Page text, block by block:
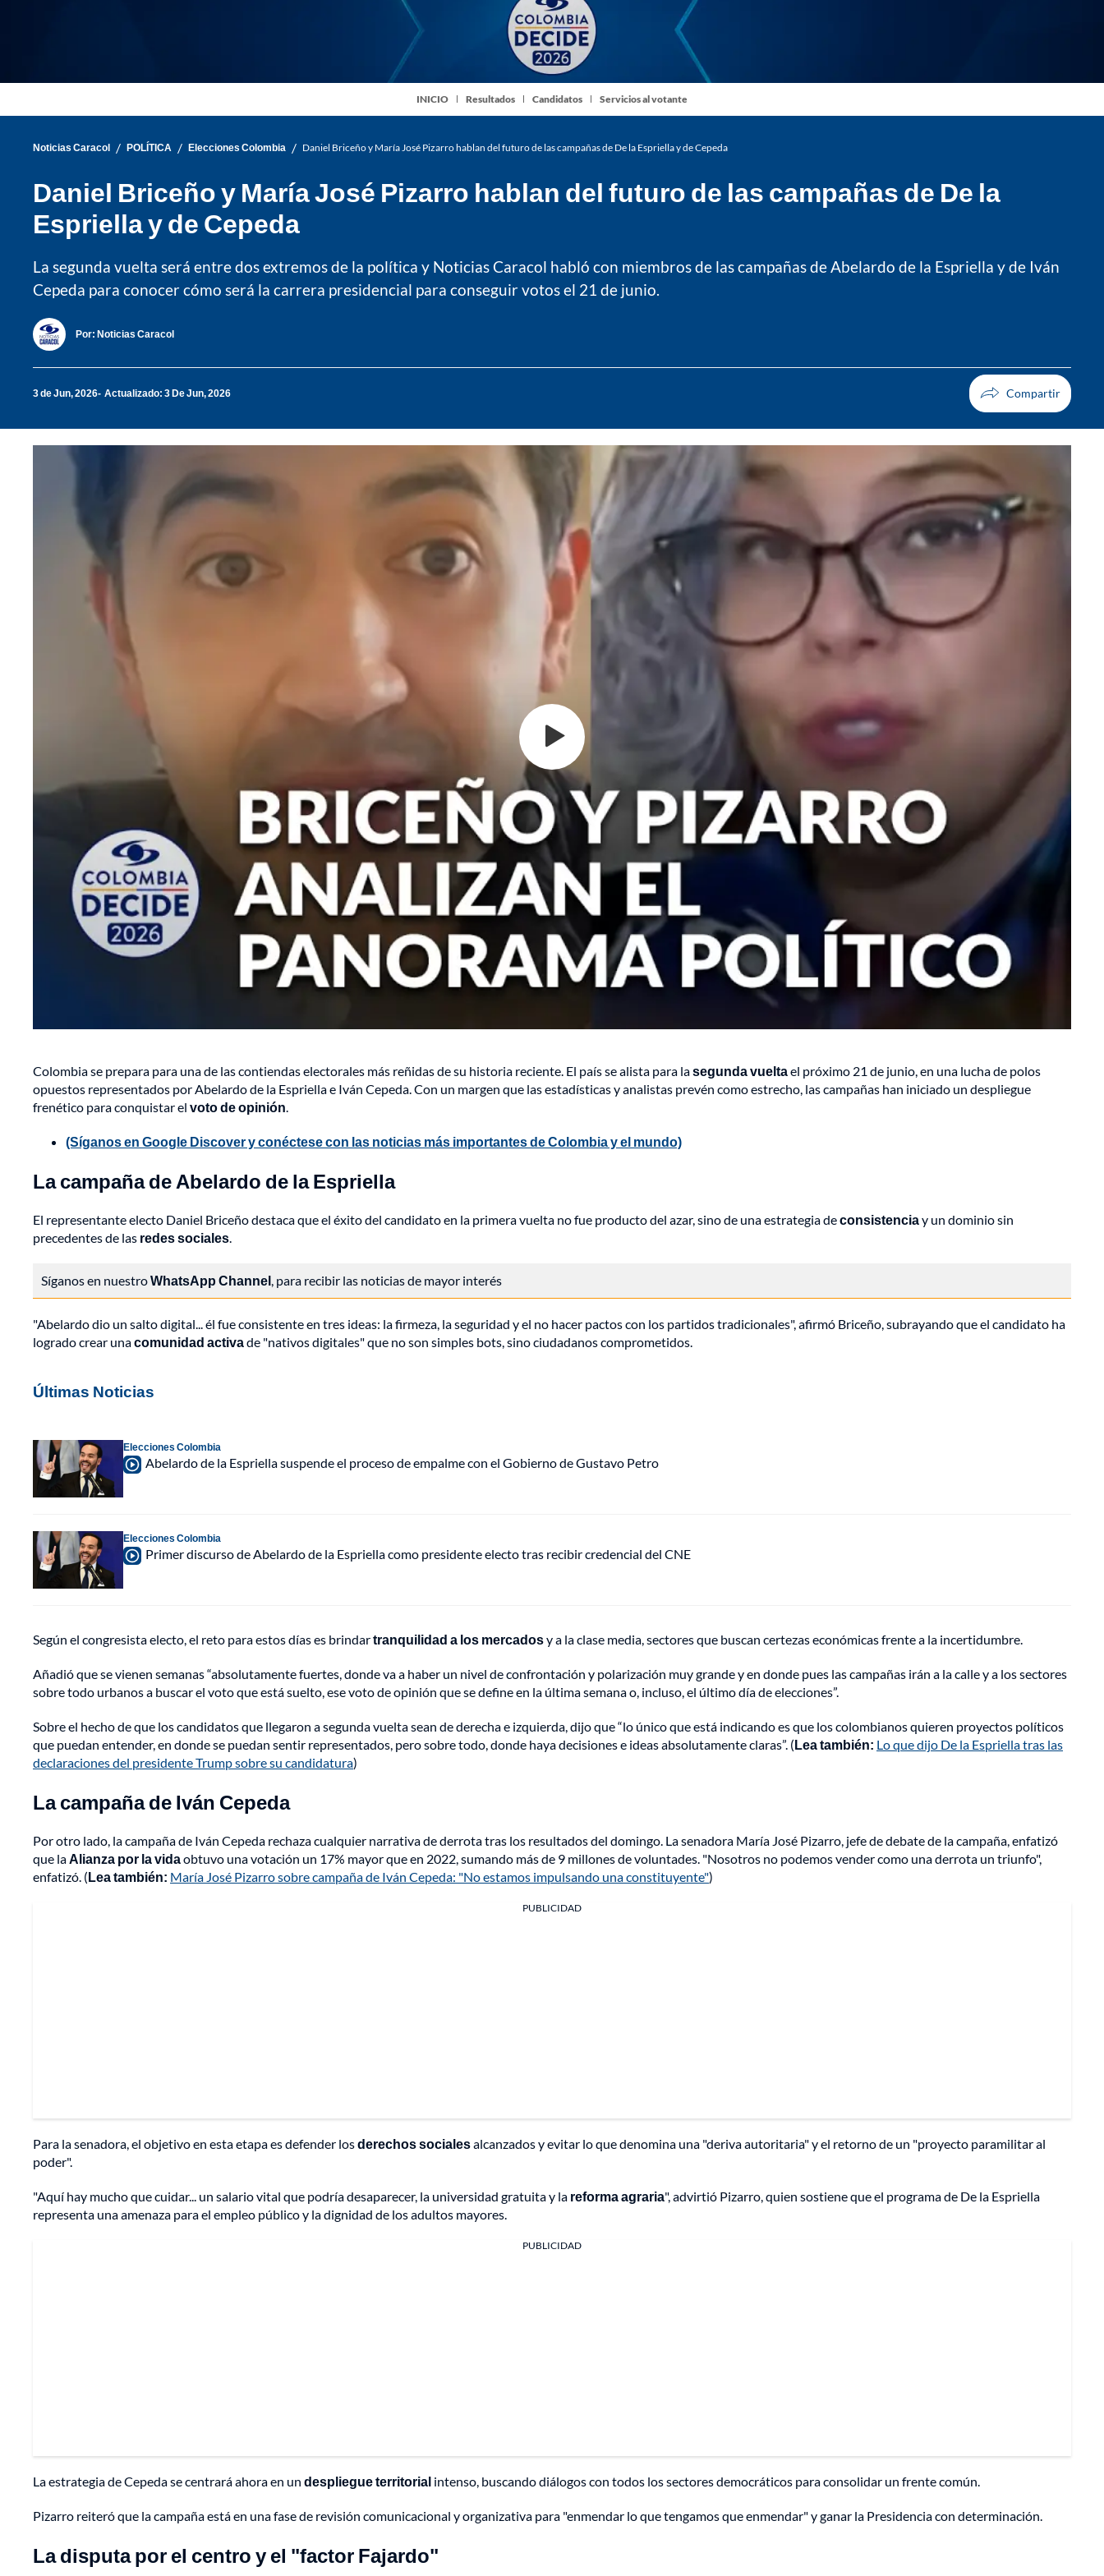
INICIO Resultados Candidatos Servicios al votante
Noticias Caracol / POLÍTICA / Elecciones Colombia / Daniel Briceño y María José Pizarro hablan del futuro de las campañas de De la Espriella y de Cepeda
Daniel Briceño y María José Pizarro hablan del futuro de las campañas de De la
Espriella y de Cepeda
La segunda vuelta será entre dos extremos de la política y Noticias Caracol habló con miembros de las campañas de Abelardo de la Espriella y de Iván
Cepeda para conocer cómo será la carrera presidencial para conseguir votos el 21 de junio.
Por: Noticias Caracol
3 de Jun, 2026 Actualizado: 3 De Jun, 2026
Copiar enlace
Telegram
LinkedIn
Colombia se prepara para una de las contiendas electorales más reñidas de su historia reciente. El país se alista para lasegunda vuelta el próximo 21 de junio, en una lucha de polos
opuestos representados por Abelardo de la Espriella e Iván Cepeda. Con un margen que las estadísticas y analistas prevén como estrecho, las campañas han iniciado un despliegue
frenético para conquistar el voto de opinión
(Síganos en Google Discover y conéctese con las noticias más importantes de Colombia y el mundo)
La campaña de Abelardo de la Espriella
El representante electo Daniel Briceño destaca que el éxito del candidato en la primera vuelta no fue producto del azar, sino de una estrategia deconsistencia y un dominio sin
precedentes de las redes sociales
Síganos en nuestroWhatsApp Channel , para recibir las noticias de mayor interés
"Abelardo dio un salto digital... él fue consistente en tres ideas: la firmeza, la seguridad y el no hacer pactos con los partidos tradicionales", afirmó Briceño, subrayando que el candidato ha
logrado crear unacomunidad activa de "nativos digitales" que no son simples bots, sino ciudadanos comprometidos.
Últimas Noticias
Elecciones Colombia
Abelardo de la Espriella suspende el proceso de empalme con el Gobierno de Gustavo Petro
Elecciones Colombia
Primer discurso de Abelardo de la Espriella como presidente electo tras recibir credencial del CNE
Según el congresista electo, el reto para estos días es brindartranquilidad a los mercadosy a la clase media, sectores que buscan certezas económicas frente a la incertidumbre.
Añadió que se vienen semanas “absolutamente fuertes, donde va a haber un nivel de confrontación y polarización muy grande y en donde pues las campañas irán a la calle y a los sectores
sobre todo urbanos a buscar el voto que está suelto, ese voto de opinión que se define en la última semana o, incluso, el último día de elecciones”.
Sobre el hecho de que los candidatos que llegaron a segunda vuelta sean de derecha e izquierda, dijo que “lo único que está indicando es que los colombianos quieren proyectos políticos
que puedan entender, en donde se puedan sentir representados, pero sobre todo, donde haya decisiones e ideas absolutamente claras”. (Lea también: Lo que dijo De la Espriella tras las
declaraciones del presidente Trump sobre su candidatura)
La campaña de Iván Cepeda
Por otro lado, la campaña de Iván Cepeda rechaza cualquier narrativa de derrota tras los resultados del domingo. La senadora María José Pizarro, jefe de debate de la campaña, enfatizó
que la Alianza por la vida obtuvo una votación un 17% mayor que en 2022, sumando más de 9 millones de voluntades. "Nosotros no podemos vender como una derrota un triunfo",
enfatizó. (Lea también: María José Pizarro sobre campaña de Iván Cepeda: "No estamos impulsando una constituyente")
PUBLICIDAD
Para la senadora, el objetivo en esta etapa es defender losderechos socialesalcanzados y evitar lo que denomina una "deriva autoritaria" y el retorno de un "proyecto paramilitar al
poder".
"Aquí hay mucho que cuidar... un salario vital que podría desaparecer, la universidad gratuita y la reforma agraria", advirtió Pizarro, quien sostiene que el programa de De la Espriella
representa una amenaza para el empleo público y la dignidad de los adultos mayores.
PUBLICIDAD
La estrategia de Cepeda se centrará ahora en un despliegue territorial intenso, buscando diálogos con todos los sectores democráticos para consolidar un frente común.
Pizarro reiteró que la campaña está en una fase de revisión comunicacional y organizativa para "enmendar lo que tengamos que enmendar" y ganar la Presidencia con determinación.
La disputa por el centro y el "factor Fajardo"